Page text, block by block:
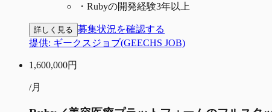
・ Rubyの開発経験3年以上
詳しく見る 募集状況を確認する
提供: ギークスジョブ(GEECHS JOB)
1,600,000円
/月